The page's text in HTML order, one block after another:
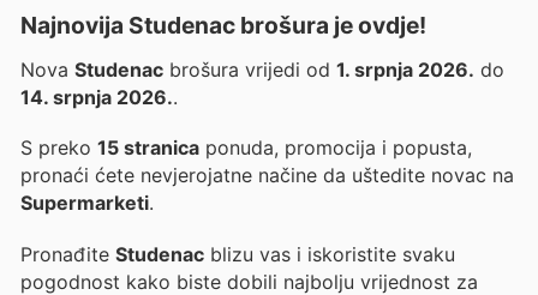
Najnovija Studenac brošura je ovdje!
Nova Studenac brošura vrijedi od 1. srpnja 2026. do
14. srpnja 2026..
S preko 15 stranica ponuda, promocija i popusta,
pronaći ćete nevjerojatne načine da uštedite novac na
Supermarketi.
Pronađite Studenac blizu vas i iskoristite svaku
pogodnost kako biste dobili najbolju vrijednost za